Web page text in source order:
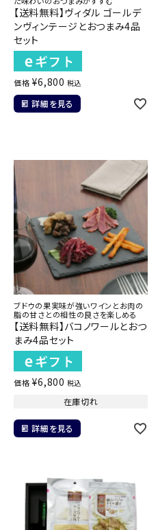
【送料無料】ヴィダル ゴールデ
ンヴィンテージとおつまみ4品
セット
価格 ¥6,800 税込
詳細を見る
ブドウの果実味が強いワインとお肉の
脂の甘さとの相性の良さを楽しめる
【送料無料】バコノワールとおつ
まみ4品セット
価格 ¥6,800 税込
在庫切れ
詳細を見る